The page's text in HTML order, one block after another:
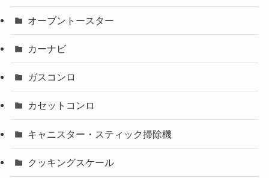
オーブントースター
カーナビ
ガスコンロ
カセットコンロ
キャニスター・スティック掃除機
クッキングスケール